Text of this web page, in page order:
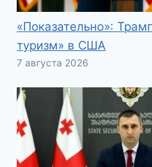
«Показательно»:
туризм» в США
7 августа 2026